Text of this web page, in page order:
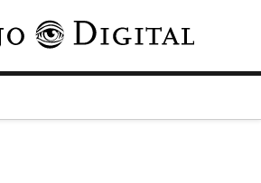
Pasar al contenido principal